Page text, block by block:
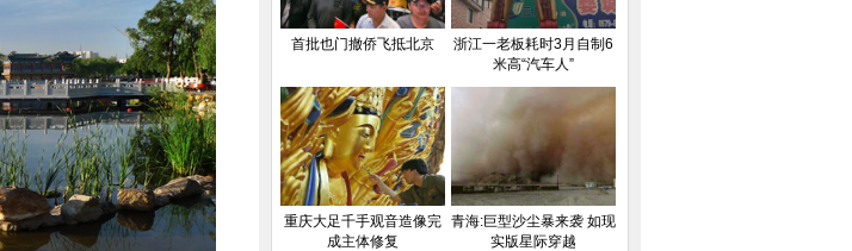
首批也门撤侨飞抵北京
浙江一老板耗时3月自制6
米高“汽车人”
重庆大足千手观音造像完
成主体修复
青海:巨型沙尘暴来袭 如现
实版星际穿越